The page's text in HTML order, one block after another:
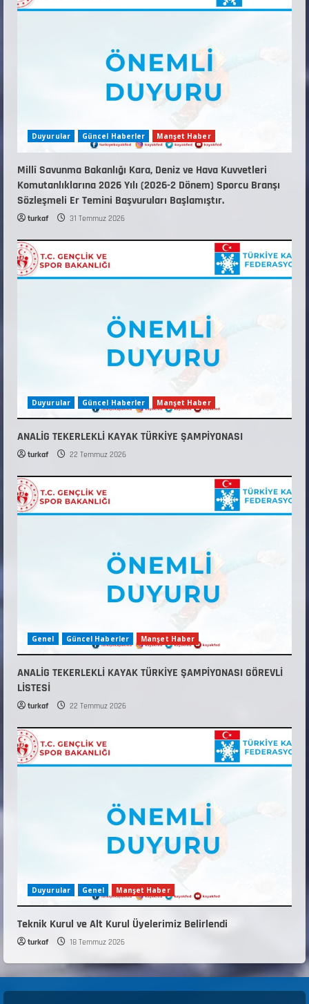
KAYAKLI KOŞU VE BİATHLON 3.KADEME
Duyurular Güncel Haberler Manşet Haber
Millî Savunma Bakanlığı Kara, Deniz ve Hava Kuvvetleri
Komutanlıklarına 2026 Yılı (2026-2 Dönem) Sporcu Branşı
Sözleşmeli Er Temini Başvuruları Başlamıştır.
turkaf 31 Temmuz 2026
Duyurular Güncel Haberler Manşet Haber
ANALİG TEKERLEKLİ KAYAK TÜRKİYE ŞAMPİYONASI
turkaf 22 Temmuz 2026
Genel Güncel Haberler Manşet Haber
ANALİG TEKERLEKLİ KAYAK TÜRKİYE ŞAMPİYONASI GÖREVLİ
LİSTESİ
turkaf 22 Temmuz 2026
Duyurular Genel Manşet Haber
Teknik Kurul ve Alt Kurul Üyelerimiz Belirlendi
turkaf 18 Temmuz 2026